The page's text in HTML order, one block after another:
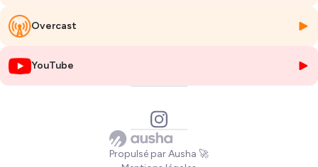
pour plus d'informations.
Overcast
YouTube
Propulsé par Ausha 🚀